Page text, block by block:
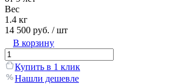
Вес
1.4 кг
14 500 руб. / шт
В корзину
Купить в 1 клик
Нашли дешевле